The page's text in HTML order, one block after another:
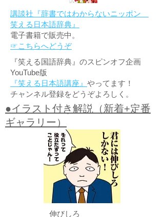
講談社『辞書ではわからないニッポン
笑える日本語辞典』
電子書籍で販売中。
☞こちらへどうぞ
『笑える国語辞典』のスピンオフ企画
YouTube版
『笑える日本語講座』 やってます！
チャンネル登録をどうぞよろしく。
●イラスト付き解説（新着+定番
ギャラリー）